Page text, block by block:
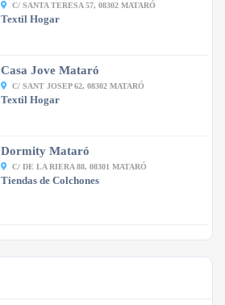
C/ SANTA TERESA 57, 08302 MATARÓ
Textil Hogar
Casa Jove Mataró
C/ SANT JOSEP 62, 08302 MATARÓ
Textil Hogar
Dormity Mataró
C/ DE LA RIERA 88, 08301 MATARÓ
Tiendas de Colchones